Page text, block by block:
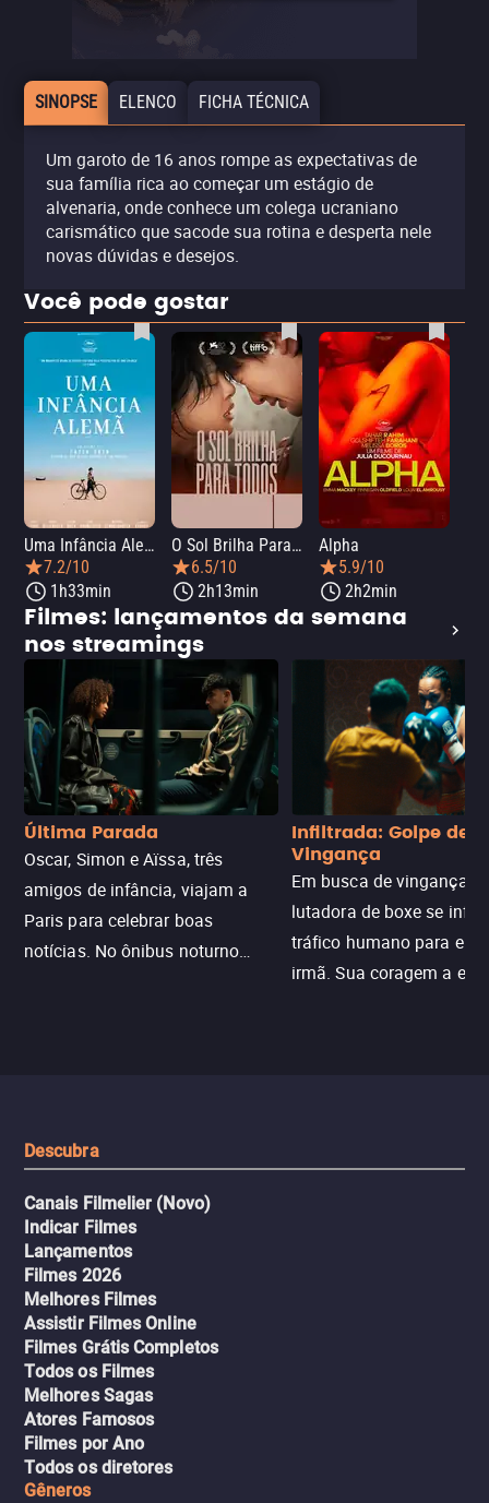
SINOPSE ELENCO FICHA TÉCNICA
Um garoto de 16 anos rompe as expectativas de
sua família rica ao começar um estágio de
alvenaria, onde conhece um colega ucraniano
carismático que sacode sua rotina e desperta nele
novas dúvidas e desejos.
Você pode gostar
Uma Infância Alemã
7.2/10
1h33min
O Sol Brilha Para Todos
6.5/10
2h13min
Alpha
5.9/10
2h2min
Filmes: lançamentos da semana
nos streamings
Última Parada
Oscar, Simon e Aïssa, três
amigos de infância, viajam a
Paris para celebrar boas
notícias. No ônibus noturno
Infiltrada: Golpe de
Vingança
Em busca de vingança,
lutadora de boxe se
tráfico humano para
irmã. Sua coragem a
Descubra
Canais Filmelier (Novo)
Indicar Filmes
Lançamentos
Filmes 2026
Melhores Filmes
Assistir Filmes Online
Filmes Grátis Completos
Todos os Filmes
Melhores Sagas
Atores Famosos
Filmes por Ano
Todos os diretores
Gêneros